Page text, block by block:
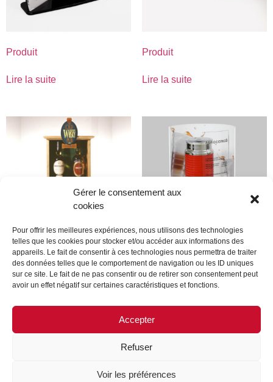
Gérer le consentement aux
cookies
Pour offrir les meilleures expériences, nous utilisons des technologies
telles que les cookies pour stocker et/ou accéder aux informations des
appareils. Le fait de consentir à ces technologies nous permettra de traiter
des données telles que le comportement de navigation ou les ID uniques
sur ce site. Le fait de ne pas consentir ou de retirer son consentement peut
avoir un effet négatif sur certaines caractéristiques et fonctions.
Accepter
Refuser
Voir les préférences
Produit
Lire la suite
Produit
Lire la suite
Produit
Lire la suite
Produit
Lire la suite